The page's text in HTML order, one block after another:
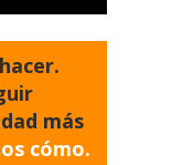
más
cómo.